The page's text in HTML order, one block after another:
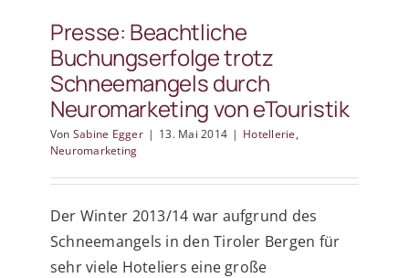
Presse: Beachtliche
Buchungserfolge trotz
Schneemangels durch
Neuromarketing von eTouristik
Von Sabine Egger | 13. Mai 2014 | Hotellerie,
Neuromarketing
Der Winter 2013/14 war aufgrund des
Schneemangels in den Tiroler Bergen für
sehr viele Hoteliers eine große